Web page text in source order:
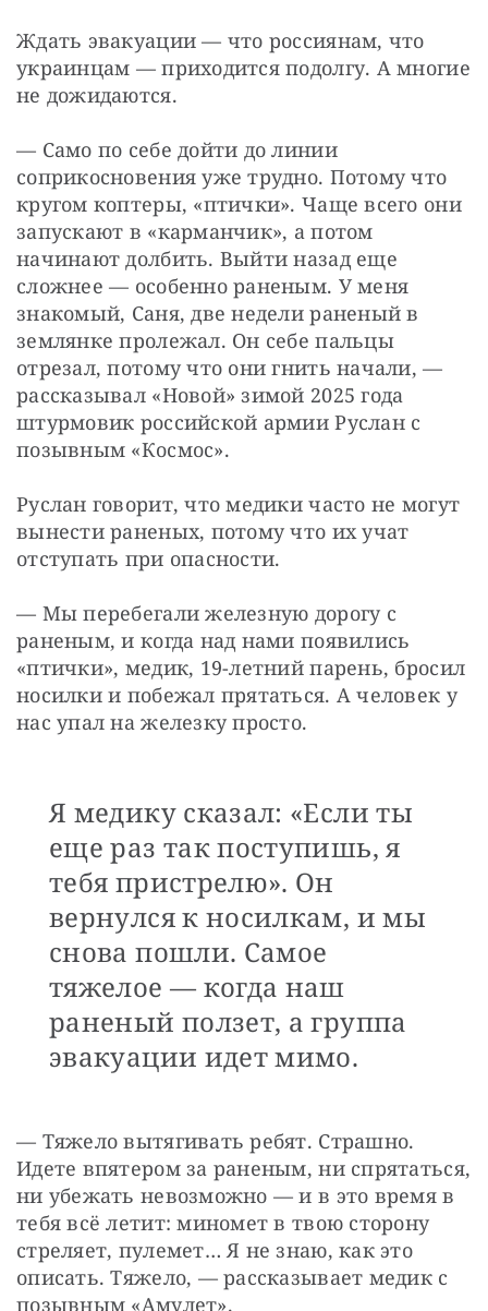
Ждать эвакуации — что россиянам, что
украинцам — приходится подолгу. А многие
не дожидаются.
— Само по себе дойти до линии
соприкосновения уже трудно. Потому что
кругом коптеры, «птички». Чаще всего они
запускают в «карманчик», а потом
начинают долбить. Выйти назад еще
сложнее — особенно раненым. У меня
знакомый, Саня, две недели раненый в
землянке пролежал. Он себе пальцы
отрезал, потому что они гнить начали, —
рассказывал «Новой» зимой 2025 года
штурмовик российской армии Руслан с
позывным «Космос».
Руслан говорит, что медики часто не могут
вынести раненых, потому что их учат
отступать при опасности.
— Мы перебегали железную дорогу с
раненым, и когда над нами появились
«птички», медик, 19-летний парень, бросил
носилки и побежал прятаться. А человек у
нас упал на железку просто.
Я медику сказал: «Если ты
еще раз так поступишь, я
тебя пристрелю». Он
вернулся к носилкам, и мы
снова пошли. Самое
тяжелое — когда наш
раненый ползет, а группа
эвакуации идет мимо.
— Тяжело вытягивать ребят. Страшно.
Идете впятером за раненым, ни спрятаться,
ни убежать невозможно — и в это время в
тебя всё летит: миномет в твою сторону
стреляет, пулемет… Я не знаю, как это
описать. Тяжело, — рассказывает медик с
позывным «Амулет».